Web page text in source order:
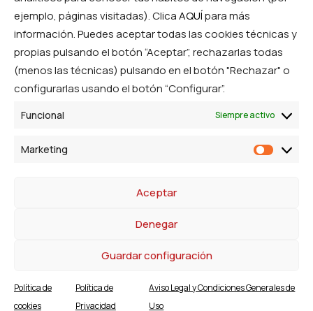
ejemplo, páginas visitadas). ClicaAQUÍpara más
información. Puedes aceptar todas las cookies técnicas y
propias pulsando el botón “Aceptar”, rechazarlas todas
(menos las técnicas) pulsando en el botón "Rechazar" o
configurarlas usando el botón “Configurar”.
Funcional Siempre activo
Marketing
Aceptar
Denegar
Guardar configuración
Política de
cookies
Política de
Privacidad
Aviso Legal y Condiciones Generales de
Uso
Síguenos en las RRSS